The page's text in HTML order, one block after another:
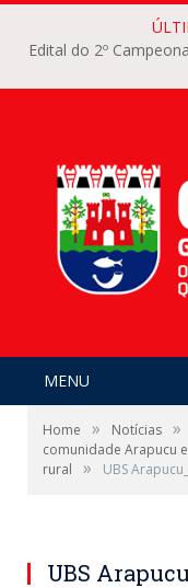
Edital do 2º
MENU
Home » Notícias »
comunidade Arapucu
rural
» UBS
UBS